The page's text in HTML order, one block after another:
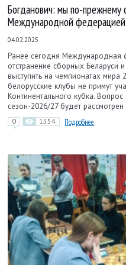
Богданович: мы по-прежнему
Международной федерацией
04.02.2025
Ранее сегодня Международная
отстранение сборных Беларуси
выступить на чемпионатах мира
белорусские клубы не примут
Континентального кубка.
сезон-2026/27 будет
0 1554 Подробнее